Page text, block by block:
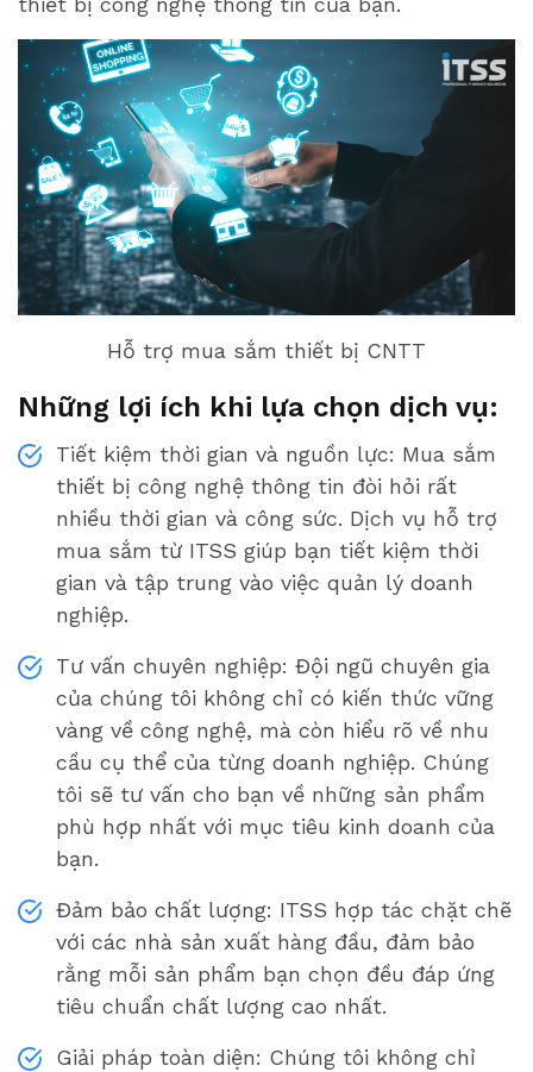
Hỗ trợ mua sắm thiết bị CNTT
Những lợi ích khi lựa chọn dịch vụ:
Tiết kiệm thời gian và nguồn lực: Mua sắm
thiết bị công nghệ thông tin đòi hỏi rất
nhiều thời gian và công sức. Dịch vụ hỗ trợ
mua sắm từ ITSS giúp bạn tiết kiệm thời
gian và tập trung vào việc quản lý doanh
nghiệp.
Tư vấn chuyên nghiệp: Đội ngũ chuyên gia
của chúng tôi không chỉ có kiến thức vững
vàng về công nghệ, mà còn hiểu rõ về nhu
cầu cụ thể của từng doanh nghiệp. Chúng
tôi sẽ tư vấn cho bạn về những sản phẩm
phù hợp nhất với mục tiêu kinh doanh của
bạn.
Đảm bảo chất lượng: ITSS hợp tác chặt chẽ
với các nhà sản xuất hàng đầu, đảm bảo
rằng mỗi sản phẩm bạn chọn đều đáp ứng
tiêu chuẩn chất lượng cao nhất.
Giải pháp toàn diện: Chúng tôi không chỉ